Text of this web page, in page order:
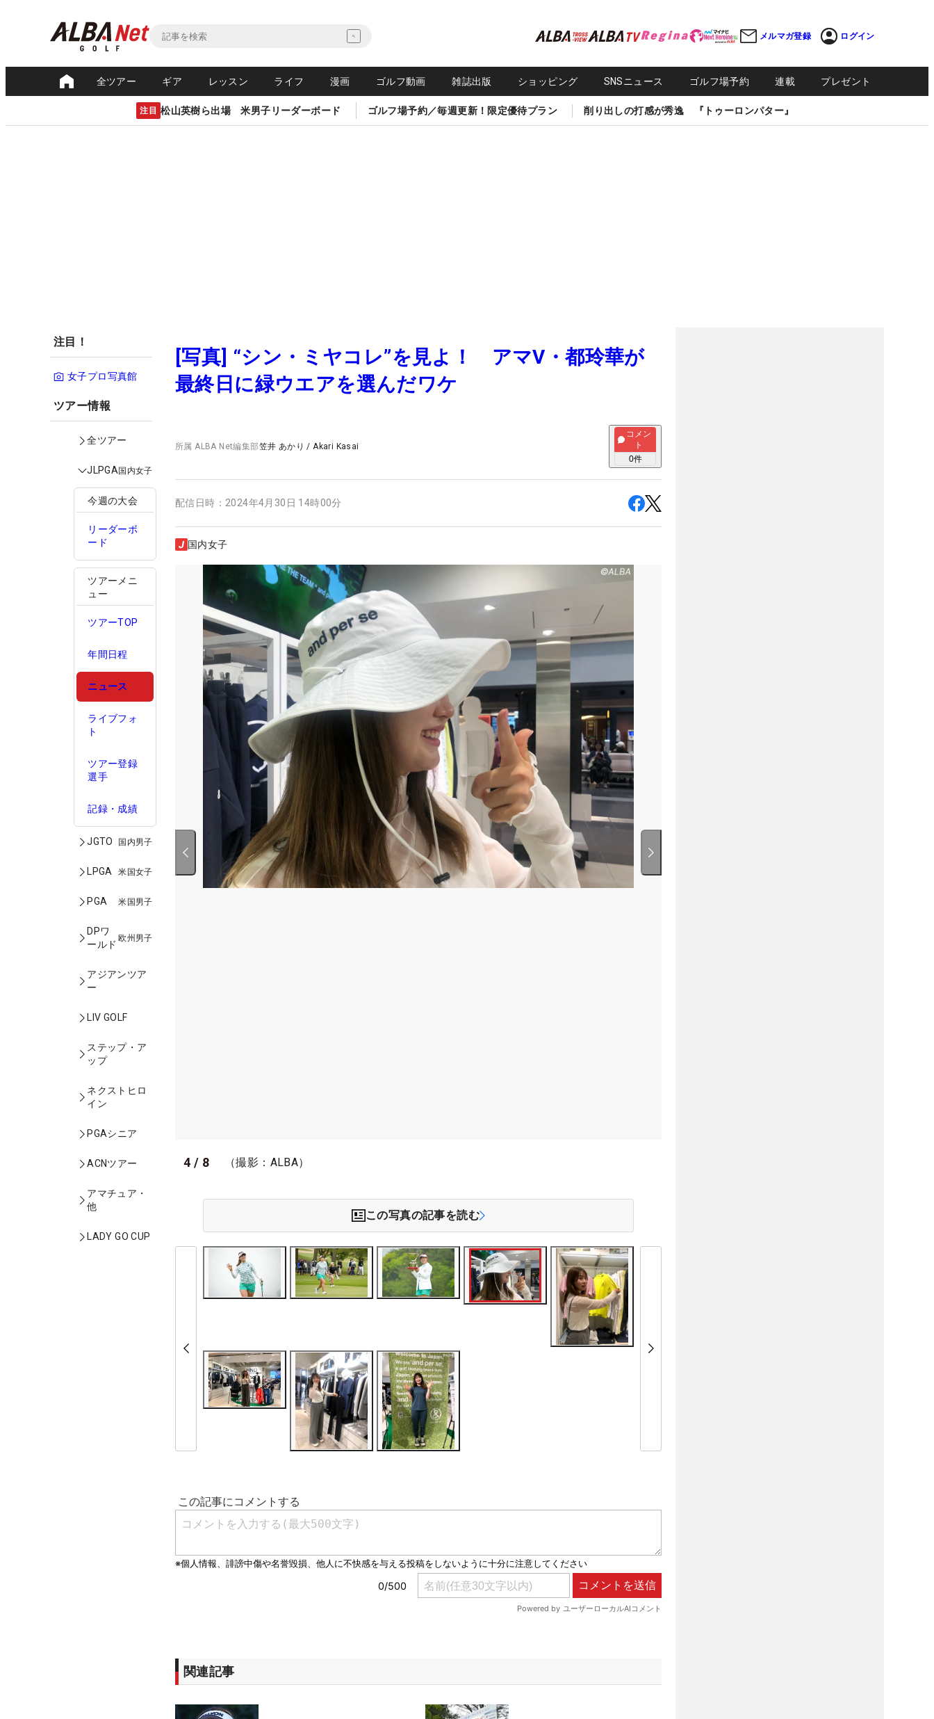
メルマガ登録 ログイン
全ツアー ギア レッスン ライフ 漫画 ゴルフ動画 雑誌出版 ショッピング SNSニュース ゴルフ場予約 連載 プレゼント
注目 松山英樹ら出場 米男子リーダーボード ゴルフ場予約／毎週更新！限定優待プラン 削り出しの打感が秀逸 『トゥーロンパター』
注目！
女子プロ写真館
ツアー情報
全ツアー
JLPGA国内女子
今週の大会
リーダーボ
ード
ツアーメニ
ュー
ツアーTOP
年間日程
ニュース
ライブフォ
ト
ツアー登録
選手
記録・成績
JGTO 国内男子
LPGA 米国女子
PGA 米国男子
DPワ
ールド
欧州男子
アジアンツア
ー
LIV GOLF
ステップ・ア
ップ
ネクストヒロ
イン
PGAシニア
ACNツアー
アマチュア・
他
LADY GO CUP
[写真] “シン・ミヤコレ”を見よ！ アマV・都玲華が
最終日に緑ウエアを選んだワケ
所属ALBA Net編集部笠井 あかり /Akari Kasai
コメン
ト
0件
配信日時： 2024年4月30日 14時00分
国内女子
4 / 8 （撮影：ALBA）
この写真の記事を読む
関連記事